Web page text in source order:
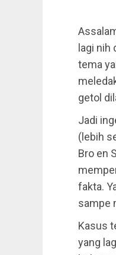
lagi
tema
getol
Jadi
(lebih
Bro en
fakta.
sampe
Kasus
yang